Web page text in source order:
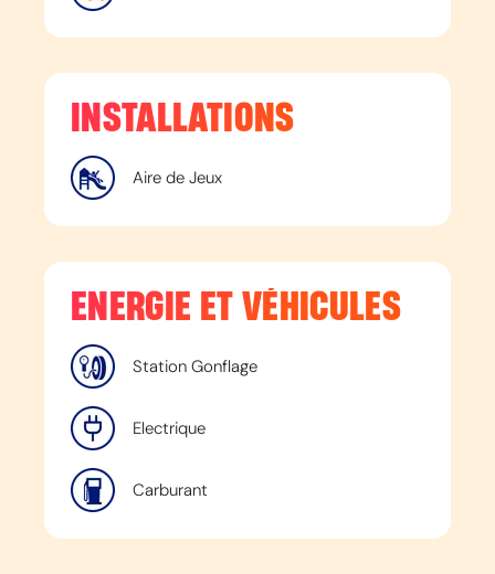
INSTALLATIONS
Aire de Jeux
ENERGIE ET VÉHICULES
Station Gonflage
Electrique
Carburant